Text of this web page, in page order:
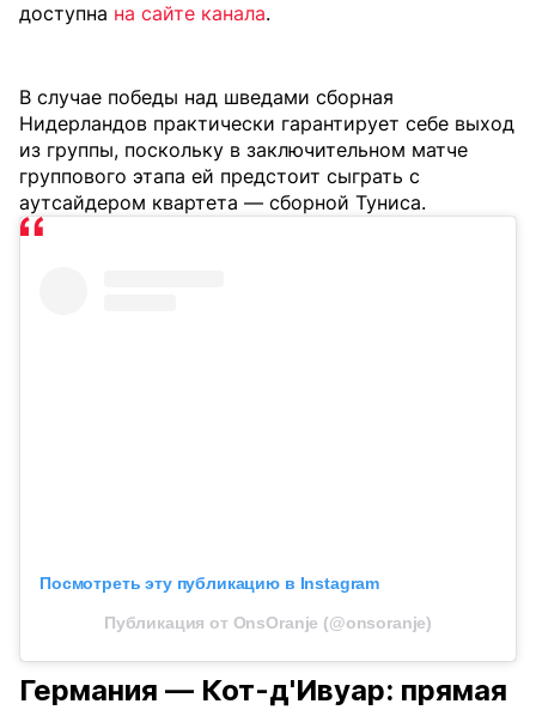
доступна на сайте канала.
В случае победы над шведами сборная
Нидерландов практически гарантирует себе выход
из группы, поскольку в заключительном матче
группового этапа ей предстоит сыграть с
аутсайдером квартета — сборной Туниса.
Посмотреть эту публикацию в Instagram
Публикация от OnsOranje (@onsoranje)
Германия — Кот-д'Ивуар: прямая